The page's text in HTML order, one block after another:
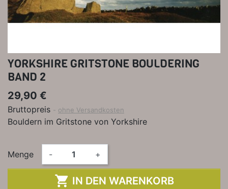
YORKSHIRE GRITSTONE BOULDERING
BAND 2
29,90 €
Bruttopreis ohne Versandkosten
Bouldern im Gritstone von Yorkshire
Menge - +
 IN DEN WARENKORB